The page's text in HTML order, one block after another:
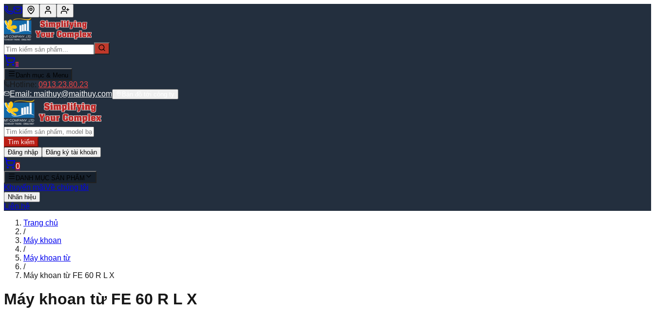
0
Danh mục & Menu
Hotline: 0913.23.80.23
Email: maithuy@maithuy.com
Tìm kiếm
Đăng nhập
Đăng ký tài khoản
0
DANH MỤC SẢN PHẨM
Khuyến mãiVề chúng tôi
Nhãn hiệu
Liên hệ
Trang chủ
/
Máy khoan
/
Máy khoan từ
/
Máy khoan từ FE 60 R L X
Máy khoan từ FE 60 R L X